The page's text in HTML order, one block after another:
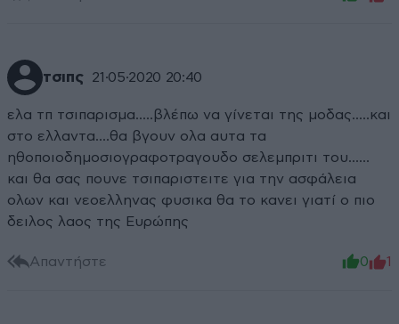
τσιπς 21·05·2020 20:40
ελα τπ τσιπαρισμα.....βλέπω να γίνεται της μοδας.....και
στο ελλαντα....θα βγουν ολα αυτα τα
ηθοποιοδημοσιογραφοτραγουδο σελεμπριτι του......
και θα σας πουνε τσιπαριστειτε για την ασφάλεια
ολων και νεοελληνας φυσικα θα το κανει γιατί ο πιο
δειλος λαος της Ευρώπης
Απαντήστε 0 1